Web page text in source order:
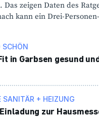
Das zeigen Daten des
kann ein Drei-
SCHÖN
in Garbsen gesund
SANITÄR + HEIZUNG
zur